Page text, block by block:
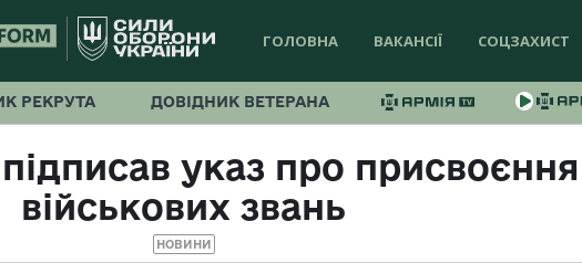
ГОЛОВНА ВАКАНСІЇ СОЦЗАХИСТ
РЕКРУТА ДОВІДНИК ВЕТЕРАНА
указ про присвоєння
військових звань
НОВИНИ